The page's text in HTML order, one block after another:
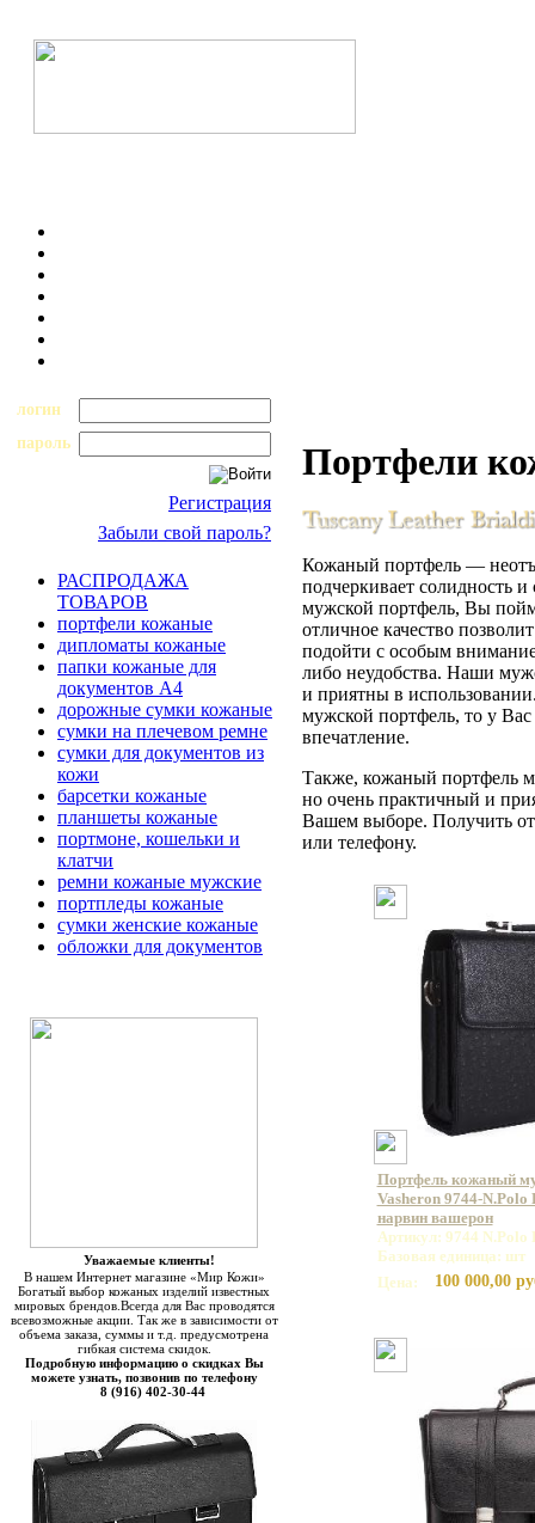
логин
пароль
Регистрация
Забыли свой пароль?
РАСПРОДАЖА
ТОВАРОВ
портфели кожаные
дипломаты кожаные
папки кожаные для
документов А4
дорожные сумки кожаные
сумки на плечевом ремне
сумки для документов из
кожи
барсетки кожаные
планшеты кожаные
портмоне, кошельки и
клатчи
ремни кожаные мужские
портпледы кожаные
сумки женские кожаные
обложки для документов
Уважаемые клиенты!
В нашем Интернет магазине «Мир Кожи»
Богатый выбор кожаных изделий известных
мировых брендов.Всегда для Вас проводятся
всевозможные акции. Так же в зависимости от
объема заказа, суммы и т.д. предусмотрена
гибкая система скидок.
Подробную информацию о скидках Вы
можете узнать, позвонив по телефону
8 (916) 402-30-44
Портфели
Кожаный портфель —
подчеркивает солидность
мужской портфель, Вы
отличное качество
подойти с особым
либо неудобства. Наши
и приятны в
мужской портфель, то у Вас
впечатление.
Также, кожаный портфель
но очень практичный и
Вашем выборе. Получить
или телефону.
Портфель кожаный
Vasheron 9744-
нарвин вашерон
Артикул: 9744 N.Polo
Базовая единица: шт
Цена:
100 000,00